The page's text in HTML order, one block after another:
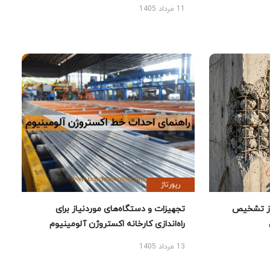
تشخیص
رپورتاژ
تجهیزات و دستگاه‌های موردنیاز برای
راه‌اندازی کارخانه اکستروژن آلومینیوم
13 مرداد 1405